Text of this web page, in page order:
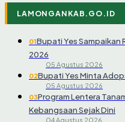
LAMONGANKAB.GO.ID
01Bupati Yes Sampaikan
2026
05 Agustus 2026
02Bupati Yes Minta
05 Agustus 2026
03Program Lentera
Kebangsaan Sejak Dini
04 Agustus 2026